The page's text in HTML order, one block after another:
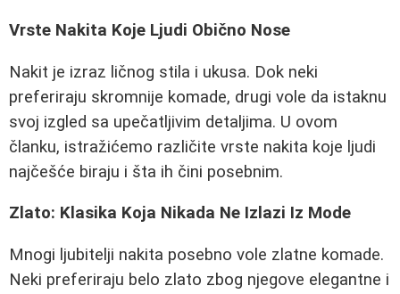
Vrste Nakita Koje Ljudi Obično Nose
Nakit je izraz ličnog stila i ukusa. Dok neki
preferiraju skromnije komade, drugi vole da istaknu
svoj izgled sa upečatljivim detaljima. U ovom
članku, istražićemo različite vrste nakita koje ljudi
najčešće biraju i šta ih čini posebnim.
Zlato: Klasika Koja Nikada Ne Izlazi Iz Mode
Mnogi ljubitelji nakita posebno vole zlatne komade.
Neki preferiraju belo zlato zbog njegove elegantne i